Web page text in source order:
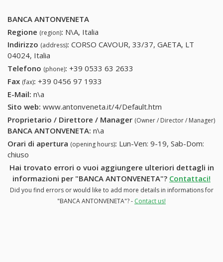
BANCA ANTONVENETA
Regione (region): N\A, Italia
Indirizzo (address): CORSO CAVOUR, 33/37, GAETA, LT
04024, Italia
Telefono (phone): +39 0533 63 2633
Fax (fax): +39 0456 97 1933
E-Mail: n\a
Sito web: www.antonveneta.it/4/Default.htm
Proprietario / Direttore / Manager (Owner / Director / Manager)
BANCA ANTONVENETA: n\a
Orari di apertura (opening hours): Lun-Ven: 9-19, Sab-Dom:
chiuso
Hai trovato errori o vuoi aggiungere ulteriori dettagli in
informazioni per "BANCA ANTONVENETA"? Contattaci!
Did you find errors or would like to add more details in informations for
"BANCA ANTONVENETA"? - Contact us!